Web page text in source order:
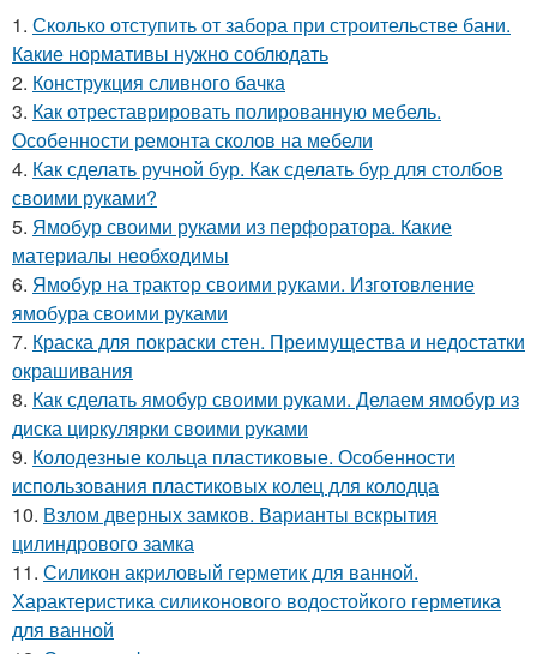
1. Сколько отступить от забора при строительстве бани.
Какие нормативы нужно соблюдать
2. Конструкция сливного бачка
3. Как отреставрировать полированную мебель.
Особенности ремонта сколов на мебели
4. Как сделать ручной бур. Как сделать бур для столбов
своими руками?
5. Ямобур своими руками из перфоратора. Какие
материалы необходимы
6. Ямобур на трактор своими руками. Изготовление
ямобура своими руками
7. Краска для покраски стен. Преимущества и недостатки
окрашивания
8. Как сделать ямобур своими руками. Делаем ямобур из
диска циркулярки своими руками
9. Колодезные кольца пластиковые. Особенности
использования пластиковых колец для колодца
10. Взлом дверных замков. Варианты вскрытия
цилиндрового замка
11. Силикон акриловый герметик для ванной.
Характеристика силиконового водостойкого герметика
для ванной